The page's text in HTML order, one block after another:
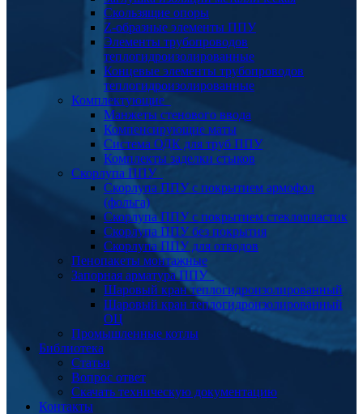
Скользящие опоры
Z-образные элементы ППУ
Элементы трубопроводов
теплогидроизолированные
Концевые элементы трубопроводов
теплогидроизолированные
Комплектующие
Манжеты стенового ввода
Компенсирующие маты
Система ОДК для труб ППУ
Комплекты заделки стыков
Скорлупа ППУ
Скорлупа ППУ с покрытием армофол
(фольга)
Скорлупа ППУ с покрытием стеклопластик
Скорлупа ППУ без покрытия
Скорлупа ППУ для отводов
Пенопакеты монтажные
Запорная арматура ППУ
Шаровый кран теплогидроизолированный
Шаровый кран теплогидроизолированный
ОЦ
Промышленные котлы
Библиотека
Статьи
Вопрос ответ
Скачать техническую документацию
Контакты